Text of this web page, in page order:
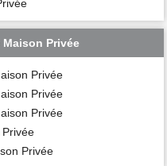
Privée
Privée
Privée
Privée
Privée